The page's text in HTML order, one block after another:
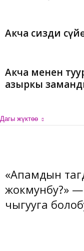
Акча сизди
Акча менен
азыркы
Дагы жүктөө
«Апамдын
жокмунбу?» —
чыгууга